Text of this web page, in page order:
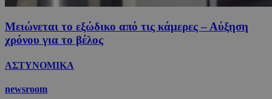
Μειώνεται το εξώδικο από τις κάμερες – Αύξηση
χρόνου για το βέλος
ΑΣΤΥΝΟΜΙΚΑ
newsroom